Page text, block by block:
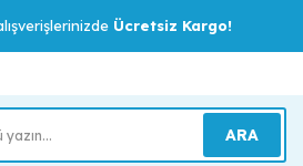
Ücretsiz Kargo!
ARA